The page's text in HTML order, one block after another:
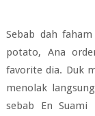
Sebab dah
potato, Ana
favorite dia. Duk
menolak
sebab En